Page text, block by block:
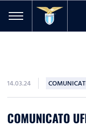
14.03.24
COMUNICATO